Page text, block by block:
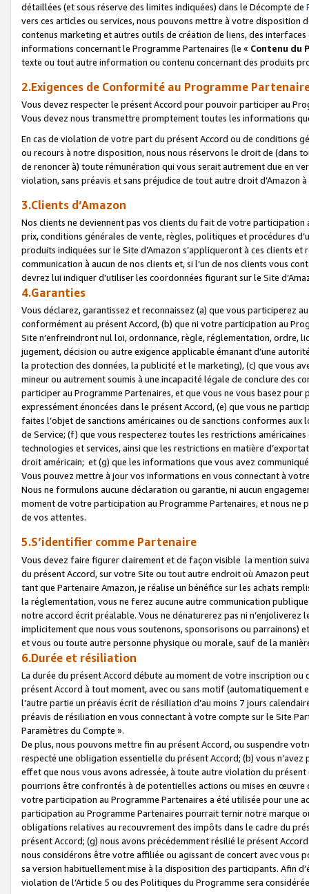
détaillées (et sous réserve des limites indiquées) dans le Décompte de
vers ces articles ou services, nous pouvons mettre à votre disposition
contenus marketing et autres outils de création de liens, des
informations concernant le Programme Partenaires (le « Contenu du
texte ou tout autre information ou contenu concernant des produits
2.Exigences de Conformité au Programme
Vous devez respecter le présent Accord pour pouvoir participer au
Vous devez nous transmettre promptement toutes les informations
En cas de violation de votre part du présent Accord ou de conditions
ou recours à notre disposition, nous nous réservons le droit de (dans
de renoncer à) toute rémunération qui vous serait autrement due en
violation, sans préavis et sans préjudice de tout autre droit
3.Clients d’Amazon
Nos clients ne deviennent pas vos clients du fait de votre
prix, conditions générales de vente, règles, politiques et procédures
produits indiquées sur le Site d’Amazon s’appliqueront à ces clients
communication à aucun de nos clients et, si l’un de nos clients vous
devrez lui indiquer d’utiliser les coordonnées figurant sur le Site
4.Garanties
Vous déclarez, garantissez et reconnaissez (a) que vous participerez
conformément au présent Accord, (b) que ni votre participation au
Site n’enfreindront nul loi, ordonnance, règle, réglementation, ordre,
jugement, décision ou autre exigence applicable émanant d’une
la protection des données, la publicité et le marketing), (c) que vous
mineur ou autrement soumis à une incapacité légale de conclure des
participer au Programme Partenaires, et que vous ne vous basez
expressément énoncées dans le présent Accord, (e) que vous ne
faites l’objet de sanctions américaines ou de sanctions conformes
de Service; (f) que vous respecterez toutes les restrictions
technologies et services, ainsi que les restrictions en matière
droit américain; et (g) que les informations que vous avez
Vous pouvez mettre à jour vos informations en vous connectant à
Nous ne formulons aucune déclaration ou garantie, ni aucun
moment de votre participation au Programme Partenaires, et nous
de vos attentes.
5.S’identifier comme Partenaire
Vous devez faire figurer clairement et de façon visible la mention
du présent Accord, sur votre Site ou tout autre endroit où Amazon
tant que Partenaire Amazon, je réalise un bénéfice sur les achats
la réglementation, vous ne ferez aucune autre communication
notre accord écrit préalable. Vous ne dénaturerez pas ni
implicitement que nous vous soutenons, sponsorisons ou parrainons)
et vous ou toute autre personne physique ou morale, sauf de la
6.Durée et résiliation
La durée du présent Accord débute au moment de votre inscription
présent Accord à tout moment, avec ou sans motif (automatiquement
l’autre partie un préavis écrit de résiliation d’au moins 7 jours
préavis de résiliation en vous connectant à votre compte sur le Site
Paramètres du Compte ».
De plus, nous pouvons mettre fin au présent Accord, ou suspendre
respecté une obligation essentielle du présent Accord; (b) vous
effet que nous vous avons adressée, à toute autre violation du
pourrions être confrontés à de potentielles actions ou mises en
votre participation au Programme Partenaires a été utilisée pour une
participation au Programme Partenaires pourrait ternir notre marque
obligations relatives au recouvrement des impôts dans le cadre du
présent Accord; (g) nous avons précédemment résilié le présent
nous considérons être votre affiliée ou agissant de concert avec vous
sa version habituellement mise à la disposition des participants. Afin
violation de l’Article 5 ou des Politiques du Programme sera